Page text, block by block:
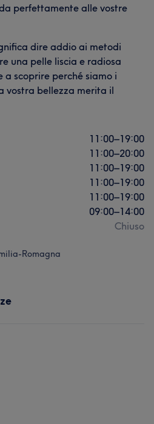
perfettamente alle vostre
dire addio ai metodi
una pelle liscia e radiosa
a scoprire perché siamo i
vostra bellezza merita il
11:00–19:00
11:00–20:00
11:00–19:00
11:00–19:00
11:00–19:00
09:00–14:00
Chiuso
Romagna